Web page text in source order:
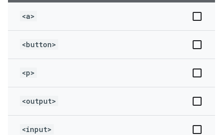
<a>
<button>
<p>
<output>
<input>